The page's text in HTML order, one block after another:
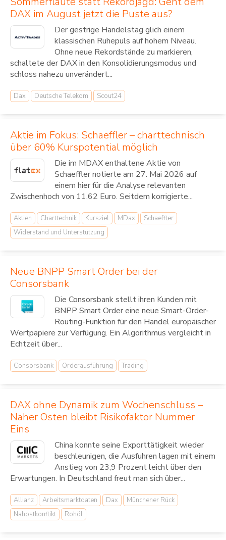
DAX im August jetzt die Puste aus?
Der gestrige Handelstag glich einem
klassischen Ruhepuls auf hohem Niveau.
Ohne neue Rekordstände zu markieren,
schaltete der DAX in den Konsolidierungsmodus und
schloss nahezu unverändert...
Dax Deutsche Telekom Scout24
Aktie im Fokus: Schaeffler – charttechnisch
über 60% Kurspotential möglich
Die im MDAX enthaltene Aktie von
Schaeffler notierte am 27. Mai 2026 auf
einem hier für die Analyse relevanten
Zwischenhoch von 11,62 Euro. Seitdem korrigierte...
Aktien Charttechnik Kursziel MDax
Schaeffler
Widerstand und Unterstützung
Neue BNPP Smart Order bei der
Consorsbank
Die Consorsbank stellt ihren Kunden mit
BNPP Smart Order eine neue Smart-Order-
Routing-Funktion für den Handel europäischer
Wertpapiere zur Verfügung. Ein Algorithmus vergleicht in
Echtzeit über...
Consorsbank Orderausführung Trading
DAX ohne Dynamik zum Wochenschluss –
Naher Osten bleibt Risikofaktor Nummer
Eins
China konnte seine Exporttätigkeit wieder
beschleunigen, die Ausfuhren lagen mit einem
Anstieg von 23,9 Prozent leicht über den
Erwartungen. In Deutschland freut man sich über...
Allianz Arbeitsmarktdaten Dax
Münchener Rück
Nahostkonflikt
Rohöl